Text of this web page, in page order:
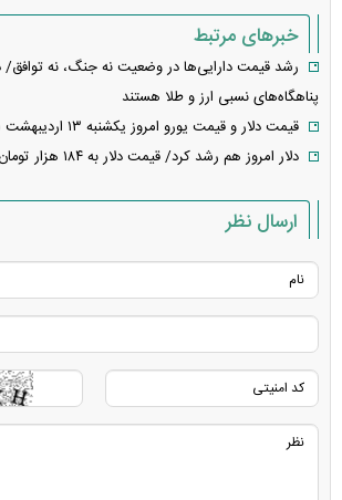
خبرهای مرتبط
رشد قیمت‌ دارایی‌ها در وضعیت نه جنگ، نه توافق/
پناهگاه‌های نسبی ارز و طلا هستند
قیمت دلار و قیمت یورو امروز یکشنبه ۱۳ اردیبهشت ۱۴۰۵ + جدول
دلار امروز هم رشد کرد/ قیمت دلار به ۱۸۴ هزار تومان نزدیک شد
ارسال نظر